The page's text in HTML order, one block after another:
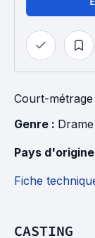
Court-métrage
Genre : Drame
Pays
Fiche
CASTING